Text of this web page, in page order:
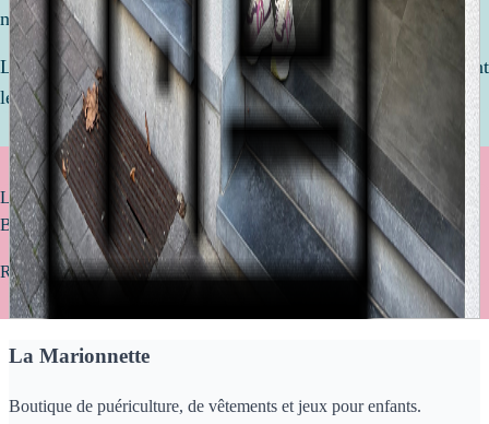
naissance qui vous ressemble !
Le but ? Être équipé de l'essentiel pour accueillir votre enfant
le plus sereinement avec des articles de qualité.
Livraison offerte à partir de 75€ d’achat (uniquement valable pour la
Belgique)
Retrait gratuit en magasin sous 2 à 4 jours
La Marionnette
Boutique de puériculture, de vêtements et jeux pour enfants.